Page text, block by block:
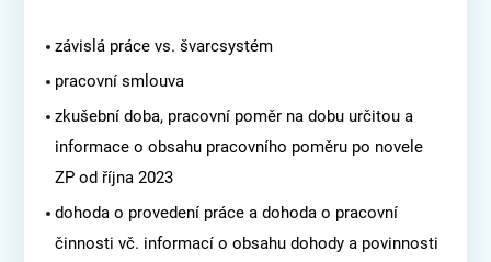
závislá práce vs. švarcsystém
pracovní smlouva
zkušební doba, pracovní poměr na dobu určitou a
informace o obsahu pracovního poměru po novele
ZP od října 2023
dohoda o provedení práce a dohoda o pracovní
činnosti vč. informací o obsahu dohody a povinnosti